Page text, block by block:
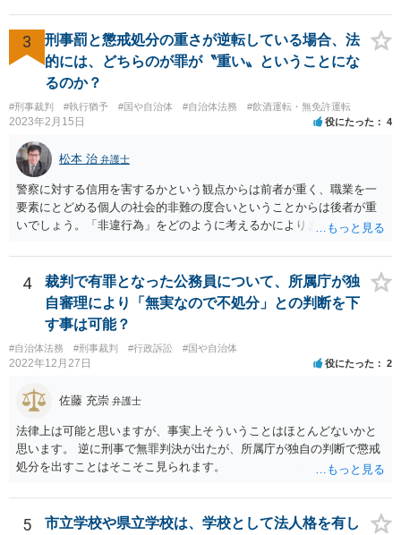
でしょう。 両者をそろえるに越したことはないですが、卒業式の日程
自体は各学校によって慣例として定められることが多いですし、学籍
離脱日も、学校によって異なるようですから、そのこと自体に特に問
題はないでしょう。 ＞万一、効力発生日より前に、その効力が無効と
なる出来事が起こったとしたら、その証明書は効力を発生する事な
く、証明書としては無効化されるということですね？ そう考えるのが
自然でしょう。 ただし、卒業証書自体は、通常記載されている内容
が、全課程を修了したという事実について記載されており、卒業式時
点では、そのこと自体は過去の事実として間違いないので、卒業証書
自体の無効かどうかという法的な効力を議論するものではないでしょ
う。 問題は、証書そのものではなく、在学中に何らかの問題を起こし
て学籍を剥奪されたかどうか、ということなので、厳密に言えば卒業
証書自体の議論とは直接関係しないと思います。
3
刑事罰と懲戒処分の重さが逆転している場合、法
的には、どちらのが罪が〝重い〟ということにな
るのか？
#刑事裁判 #執行猶予 #国や自治体 #自治体法務 #飲酒運転・無免許運転
2023年2月15日 役にたった 4
松本 治 弁護士
警察に対する信用を害するかという観点からは前者が重く、職業を一
要素にとどめる個人の社会的非難の度合いということからは後者が重
いでしょう。「非違行為」をどのように考えるかによります。
4
裁判で有罪となった公務員について、所属庁が独
自審理により「無実なので不処分」との判断を下
す事は可能？
#自治体法務 #刑事裁判 #行政訴訟 #国や自治体
2022年12月27日 役にたった 2
佐藤 充崇 弁護士
法律上は可能と思いますが、事実上そういうことはほとんどないかと
思います。 逆に刑事で無罪判決が出たが、所属庁が独自の判断で懲戒
処分を出すことはそこそこ見られます。
5
市立学校や県立学校は、学校として法人格を有し